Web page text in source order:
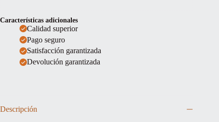
Características adicionales
Calidad superior
Pago seguro
Satisfacción garantizada
Devolución garantizada
Descripción